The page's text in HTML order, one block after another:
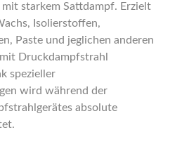
starkem Sattdampf. Erzielt
Isolierstoffen,
Paste und jeglichen anderen
Druckdampfstrahl
spezieller
wird während der
absolute